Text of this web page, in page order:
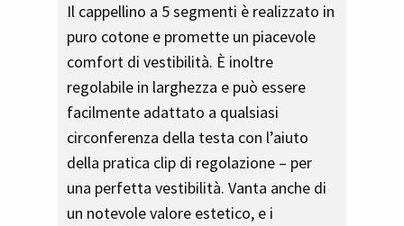
Il cappellino a 5 segmenti è realizzato in
puro cotone e promette un piacevole
comfort di vestibilità. È inoltre
regolabile in larghezza e può essere
facilmente adattato a qualsiasi
circonferenza della testa con l’aiuto
della pratica clip di regolazione – per
una perfetta vestibilità. Vanta anche di
un notevole valore estetico, e i